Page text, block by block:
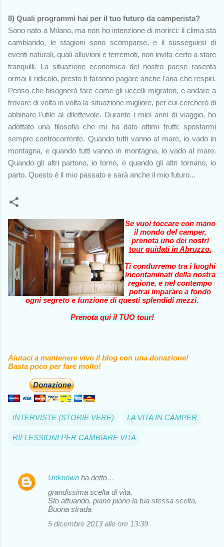
8) Quali programmi hai per il tuo futuro da camperista?
Sono nato a Milano, ma non ho intenzione di morirci: il clima sta
cambiando, le stagioni sono scomparse, e il susseguirsi di
eventi naturali, quali alluvioni e terremoti, non invita certo a stare
tranquilli. La situazione economica del nostro paese rasenta
ormai il ridicolo, presto ti faranno pagare anche l'aria che respiri.
Penso che bisognerà fare come gli uccelli migratori, e andare a
trovare di volta in volta la situazione migliore, per cui cercherò di
abbinare l'utile al dilettevole. Durante i miei anni di viaggio, ho
adottato una filosofia che mi ha dato ottimi frutti: spostarmi
sempre controcorrente. Quando tutti vanno al mare, io vado in
montagna, e quando tutti vanno in montagna, io vado al mare.
Quando gli altri partono, io torno, e quando gli altri tornano, io
parto. Questo è il mio passato e sarà anche il mio futuro...
Se vuoi toccare con mano
il mondo del camper,
prenota uno dei nostri
tour guidati in Abruzzo.
Ti condurremo tra i luoghi
incontaminati della nostra
regione, e nel contempo
potrai imparare a fondo
ogni segreto e funzione di questi splendidi mezzi.
Prenota qui il TUO tour!
Aiutaci a mantenere vivo il blog con una donazione!
Basta poco per fare molto!
INTERVISTE (STORIE VERE) LA VITA IN CAMPER
RIFLESSIONI PER CAMBIARE VITA
C
Unknown ha detto…
grandissima scelta di vita.
Sto attuando, piano piano la tua stessa scelta,
Buona strada
5 dicembre 2013 alle ore 13:39